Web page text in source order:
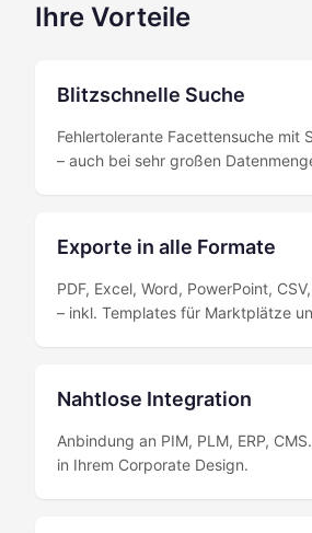
Ihre Vorteile
Blitzschnelle Suche
Fehlertolerante Facettensuche mit
– auch bei sehr großen
Exporte in alle Formate
PDF, Excel, Word, PowerPoint,
– inkl. Templates für Marktplätze
Nahtlose Integration
Anbindung an PIM, PLM, ERP,
in Ihrem Corporate Design.